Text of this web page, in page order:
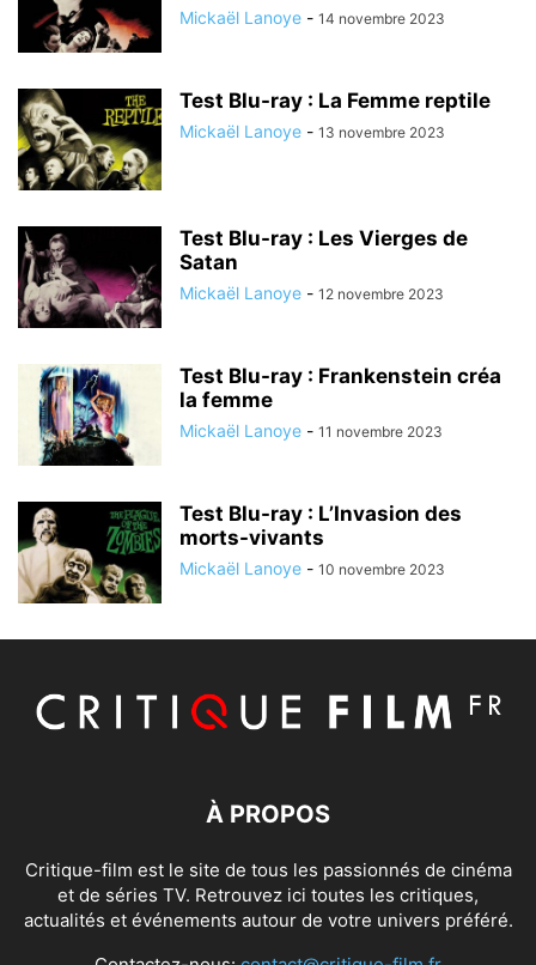
Mickaël Lanoye - 14 novembre 2023
Test Blu-ray : La Femme reptile
Mickaël Lanoye - 13 novembre 2023
Test Blu-ray : Les Vierges de
Satan
Mickaël Lanoye - 12 novembre 2023
Test Blu-ray : Frankenstein créa
la femme
Mickaël Lanoye - 11 novembre 2023
Test Blu-ray : L’Invasion des
morts-vivants
Mickaël Lanoye - 10 novembre 2023
À PROPOS
Critique-film est le site de tous les passionnés de cinéma
et de séries TV. Retrouvez ici toutes les critiques,
actualités et événements autour de votre univers préféré.